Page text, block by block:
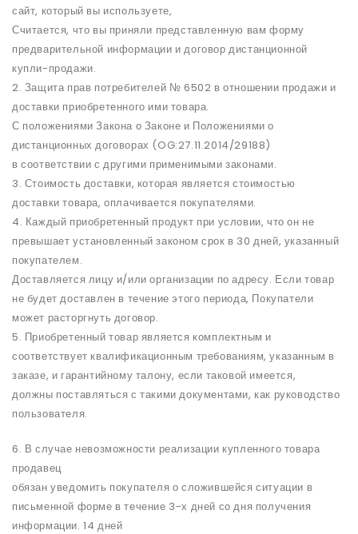
сайт, который вы используете,
Считается, что вы приняли представленную вам форму
предварительной информации и договор дистанционной
купли-продажи.
2. Защита прав потребителей № 6502 в отношении продажи и
доставки приобретенного ими товара.
С положениями Закона о Законе и Положениями о
дистанционных договорах (OG:27.11.2014/29188)
в соответствии с другими применимыми законами.
3. Стоимость доставки, которая является стоимостью
доставки товара, оплачивается покупателями.
4. Каждый приобретенный продукт при условии, что он не
превышает установленный законом срок в 30 дней, указанный
покупателем.
Доставляется лицу и/или организации по адресу. Если товар
не будет доставлен в течение этого периода, Покупатели
может расторгнуть договор.
5. Приобретенный товар является комплектным и
соответствует квалификационным требованиям, указанным в
заказе, и гарантийному талону, если таковой имеется,
должны поставляться с такими документами, как руководство
пользователя.
6. В случае невозможности реализации купленного товара
продавец
обязан уведомить покупателя о сложившейся ситуации в
письменной форме в течение 3-х дней со дня получения
информации. 14 дней